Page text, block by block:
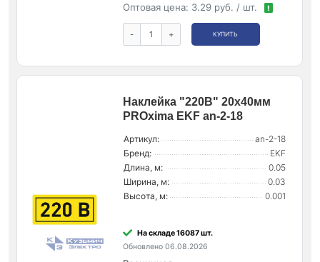
Оптовая цена: 3.29 руб. / шт. !
- + КУПИТЬ
Наклейка "220В" 20х40мм
PROxima EKF an-2-18
Артикул:
an-2-18
Бренд:
EKF
Длина, м:
0.05
Ширина, м:
0.03
Высота, м:
0.001
На складе 16087 шт.
Обновлено 06.08.2026